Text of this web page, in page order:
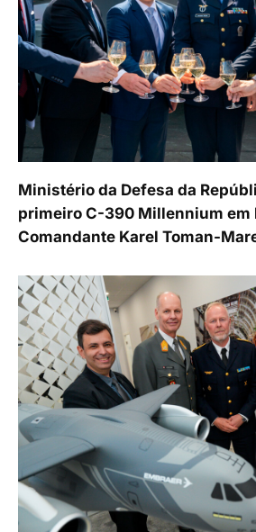
Ministério da Defesa da
primeiro C-390 Millennium em
Comandante Karel Toman-